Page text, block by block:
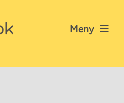
Meny